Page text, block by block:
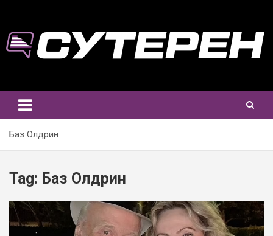
content
Баз Олдрин
Tag: Баз Олдрин